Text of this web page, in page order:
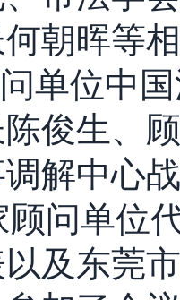
朝晖等
单位中
俊生、
解中心
问单位
及东莞